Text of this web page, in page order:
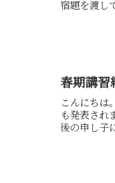
宿題を渡し
春期講習
こんにちは
も発表され
後の申し子